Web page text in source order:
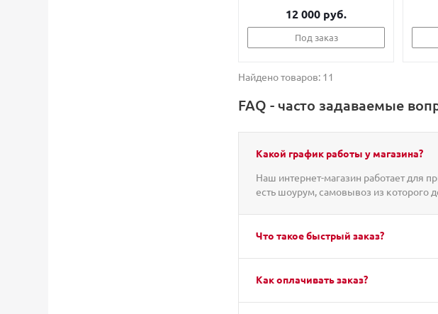
12 000 руб.
Под заказ
Найдено товаров: 11
FAQ - часто задаваемые
Какой график работы у магазина?
Наш интернет-магазин работает для
есть шоурум, самовывоз из которого
Что такое быстрый заказ?
Как оплачивать заказ?